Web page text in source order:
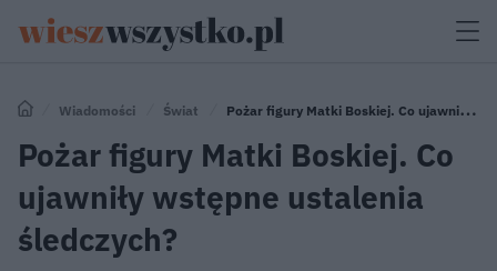
Wiadomości Świat
Pożar figury Matki Boskiej. Co ujawniły
wstępne ustalenia śledczych?
Pożar figury Matki Boskiej. Co
ujawniły wstępne ustalenia
śledczych?